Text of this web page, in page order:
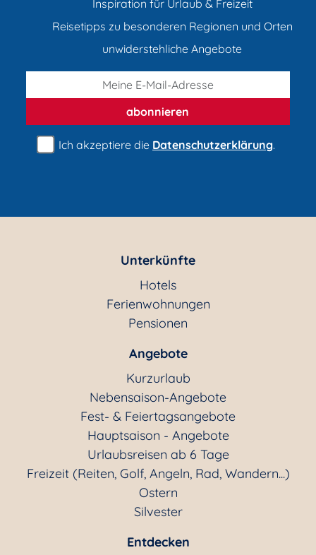
Inspiration für Urlaub & Freizeit
Reisetipps zu besonderen Regionen und Orten
unwiderstehliche Angebote
abonnieren
Ich akzeptiere die Datenschutzerklärung.
Unterkünfte
Hotels
Ferienwohnungen
Pensionen
Angebote
Kurzurlaub
Nebensaison-Angebote
Fest- & Feiertagsangebote
Hauptsaison - Angebote
Urlaubsreisen ab 6 Tage
Freizeit (Reiten, Golf, Angeln, Rad, Wandern...)
Ostern
Silvester
Entdecken